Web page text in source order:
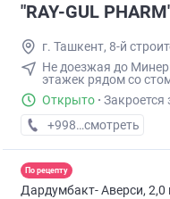
"RAY-GUL
г. Ташкент, 8-й
Не доезжая до
этажек рядом со
Открыто · Закроется
+998 (98) XXX-XX-XX
смотреть
По рецепту
Дардумбакт- Аверси, 2,0